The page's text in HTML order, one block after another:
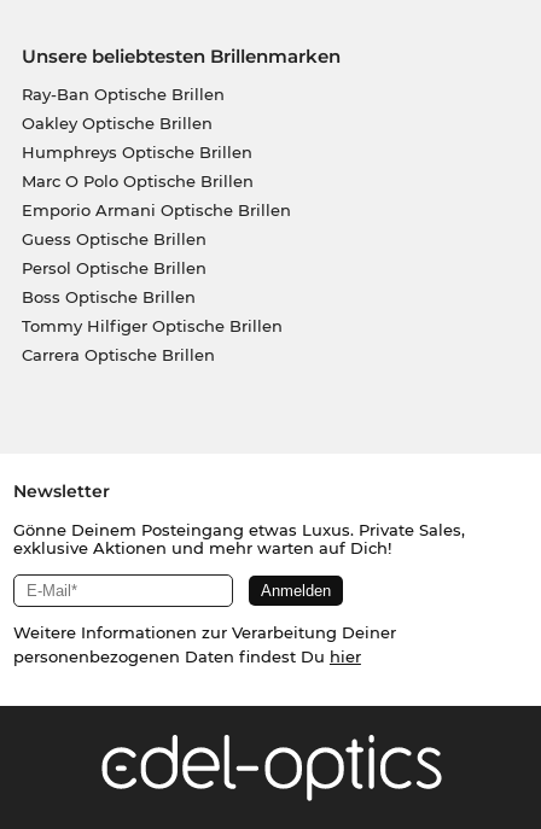
Unsere beliebtesten Brillenmarken
Ray-Ban Optische Brillen
Oakley Optische Brillen
Humphreys Optische Brillen
Marc O Polo Optische Brillen
Emporio Armani Optische Brillen
Guess Optische Brillen
Persol Optische Brillen
Boss Optische Brillen
Tommy Hilfiger Optische Brillen
Carrera Optische Brillen
Newsletter
Gönne Deinem Posteingang etwas Luxus. Private Sales,
exklusive Aktionen und mehr warten auf Dich!
Weitere Informationen zur Verarbeitung Deiner
personenbezogenen Daten findest Du hier